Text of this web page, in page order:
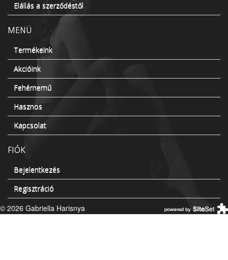
Elállás a szerződéstől
MENÜ
Termékeink
Akcióink
Fehérnemű
Hasznos
Kapcsolat
FIÓK
Bejelentkezés
Regisztráció
© 2026 Gabriella Harisnya